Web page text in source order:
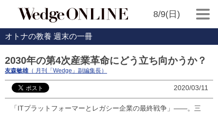
8/9(日)
オトナの教養 週末の一冊
2030年の第4次産業革命にどう立ち向かうか？
友森敏雄（ 月刊「Wedge」副編集長）
2020/03/11
「ITプラットフォーマーとレガシー企業の最終戦争」――。三